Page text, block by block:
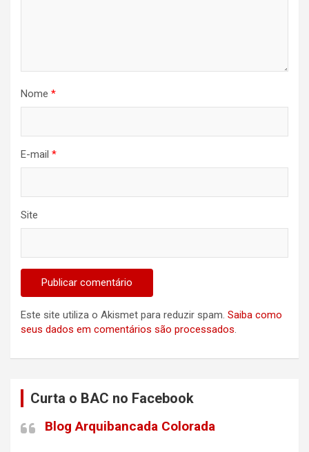
Nome *
E-mail *
Site
Este site utiliza o Akismet para reduzir spam. Saiba como
seus dados em comentários são processados.
Curta o BAC no Facebook
Blog Arquibancada Colorada